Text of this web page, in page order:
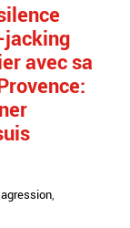
jacking
avec sa
agression,